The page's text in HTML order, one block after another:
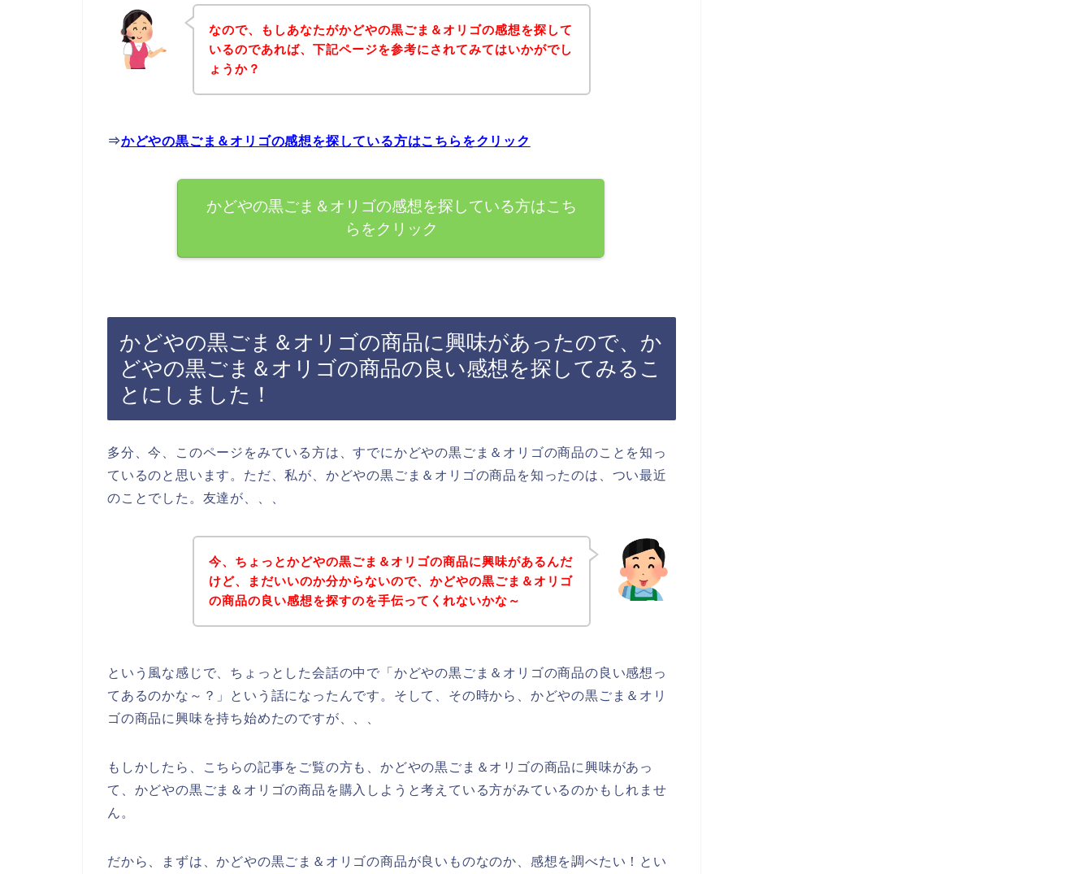
なので、もしあなたがかどやの黒ごま＆オリゴの感想を探して
いるのであれば、下記ページを参考にされてみてはいかがでし
ょうか？
⇒かどやの黒ごま＆オリゴの感想を探している方はこちらをクリック
かどやの黒ごま＆オリゴの感想を探している方はこち
らをクリック
かどやの黒ごま＆オリゴの商品に興味があったので、か
どやの黒ごま＆オリゴの商品の良い感想を探してみるこ
とにしました！
多分、今、このページをみている方は、すでにかどやの黒ごま＆オリゴの商品のことを知っ
ているのと思います。ただ、私が、かどやの黒ごま＆オリゴの商品を知ったのは、つい最近
のことでした。友達が、、、
今、ちょっとかどやの黒ごま＆オリゴの商品に興味があるんだ
けど、まだいいのか分からないので、かどやの黒ごま＆オリゴ
の商品の良い感想を探すのを手伝ってくれないかな～
という風な感じで、ちょっとした会話の中で「かどやの黒ごま＆オリゴの商品の良い感想っ
てあるのかな～？」という話になったんです。そして、その時から、かどやの黒ごま＆オリ
ゴの商品に興味を持ち始めたのですが、、、
もしかしたら、こちらの記事をご覧の方も、かどやの黒ごま＆オリゴの商品に興味があっ
て、かどやの黒ごま＆オリゴの商品を購入しようと考えている方がみているのかもしれませ
ん。
だから、まずは、かどやの黒ごま＆オリゴの商品が良いものなのか、感想を調べたい！とい